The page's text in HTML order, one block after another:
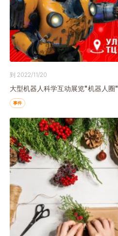
到 2022/11/20
大型机器人科学互动展览"机器人圈"
事件